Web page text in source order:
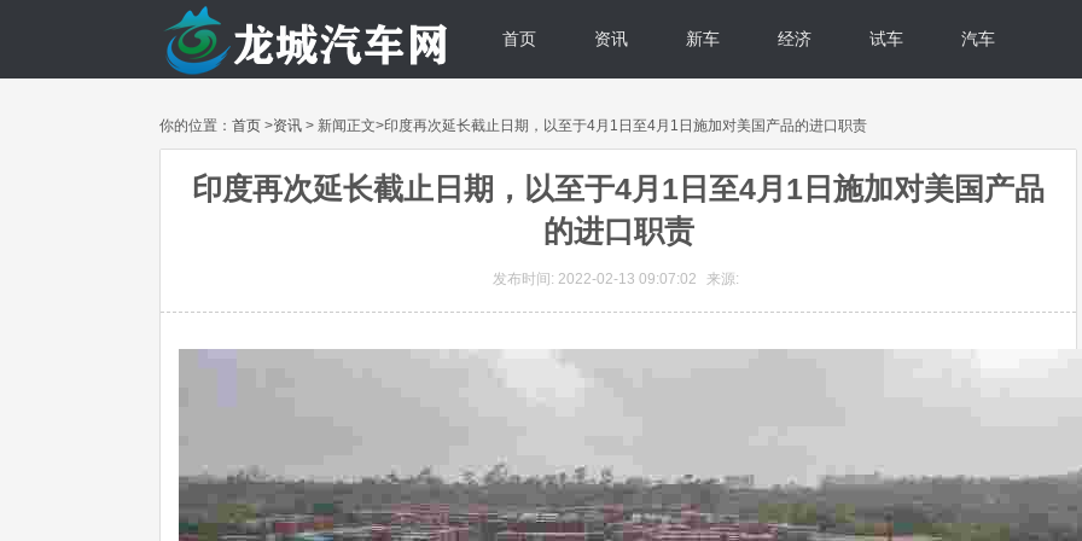
首页 资讯 新车 经济 试车 汽车
你的位置： 首页 >资讯 > 新闻正文>印度再次延长截止日期，以至于4月1日至4月1日施加对美国产品的进口职责
印度再次延长截止日期，以至于4月1日至4月1日施加对美国产品
的进口职责
发布时间: 2022-02-13 09:07:02 来源: